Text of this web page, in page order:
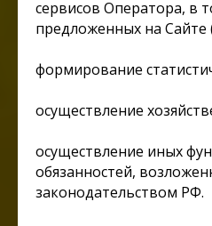
сервисов Оператора, в
предложенных на Сайте
формирование
осуществление
осуществление иных
обязанностей,
законодательством РФ.